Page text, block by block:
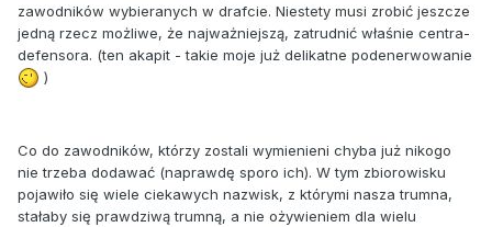
zawodników wybieranych w drafcie. Niestety musi zrobić jeszcze
jedną rzecz możliwe, że najważniejszą, zatrudnić właśnie centra-
defensora. (ten akapit - takie moje już delikatne podenerwowanie
)
Co do zawodników, którzy zostali wymienieni chyba już nikogo
nie trzeba dodawać (naprawdę sporo ich). W tym zbiorowisku
pojawiło się wiele ciekawych nazwisk, z którymi nasza trumna,
stałaby się prawdziwą trumną, a nie ożywieniem dla wielu